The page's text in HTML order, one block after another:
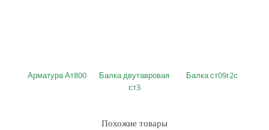
Арматура Ат800
Балка двутавровая
ст3
Балка ст09г2с
Похожие товары